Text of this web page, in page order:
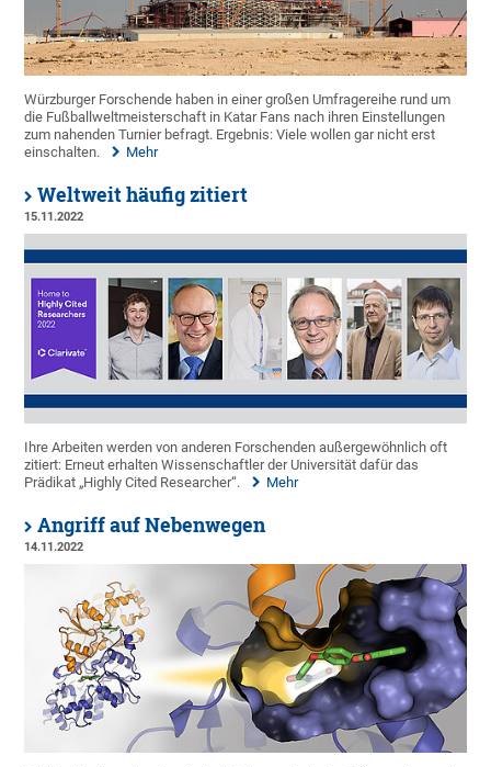
Würzburger Forschende haben in einer großen Umfragereihe rund um
die Fußballweltmeisterschaft in Katar Fans nach ihren Einstellungen
zum nahenden Turnier befragt. Ergebnis: Viele wollen gar nicht erst
einschalten.
Mehr
Weltweit häufig zitiert
15.11.2022
Ihre Arbeiten werden von anderen Forschenden außergewöhnlich oft
zitiert: Erneut erhalten Wissenschaftler der Universität dafür das
Prädikat „Highly Cited Researcher“.
Mehr
Angriff auf Nebenwegen
14.11.2022